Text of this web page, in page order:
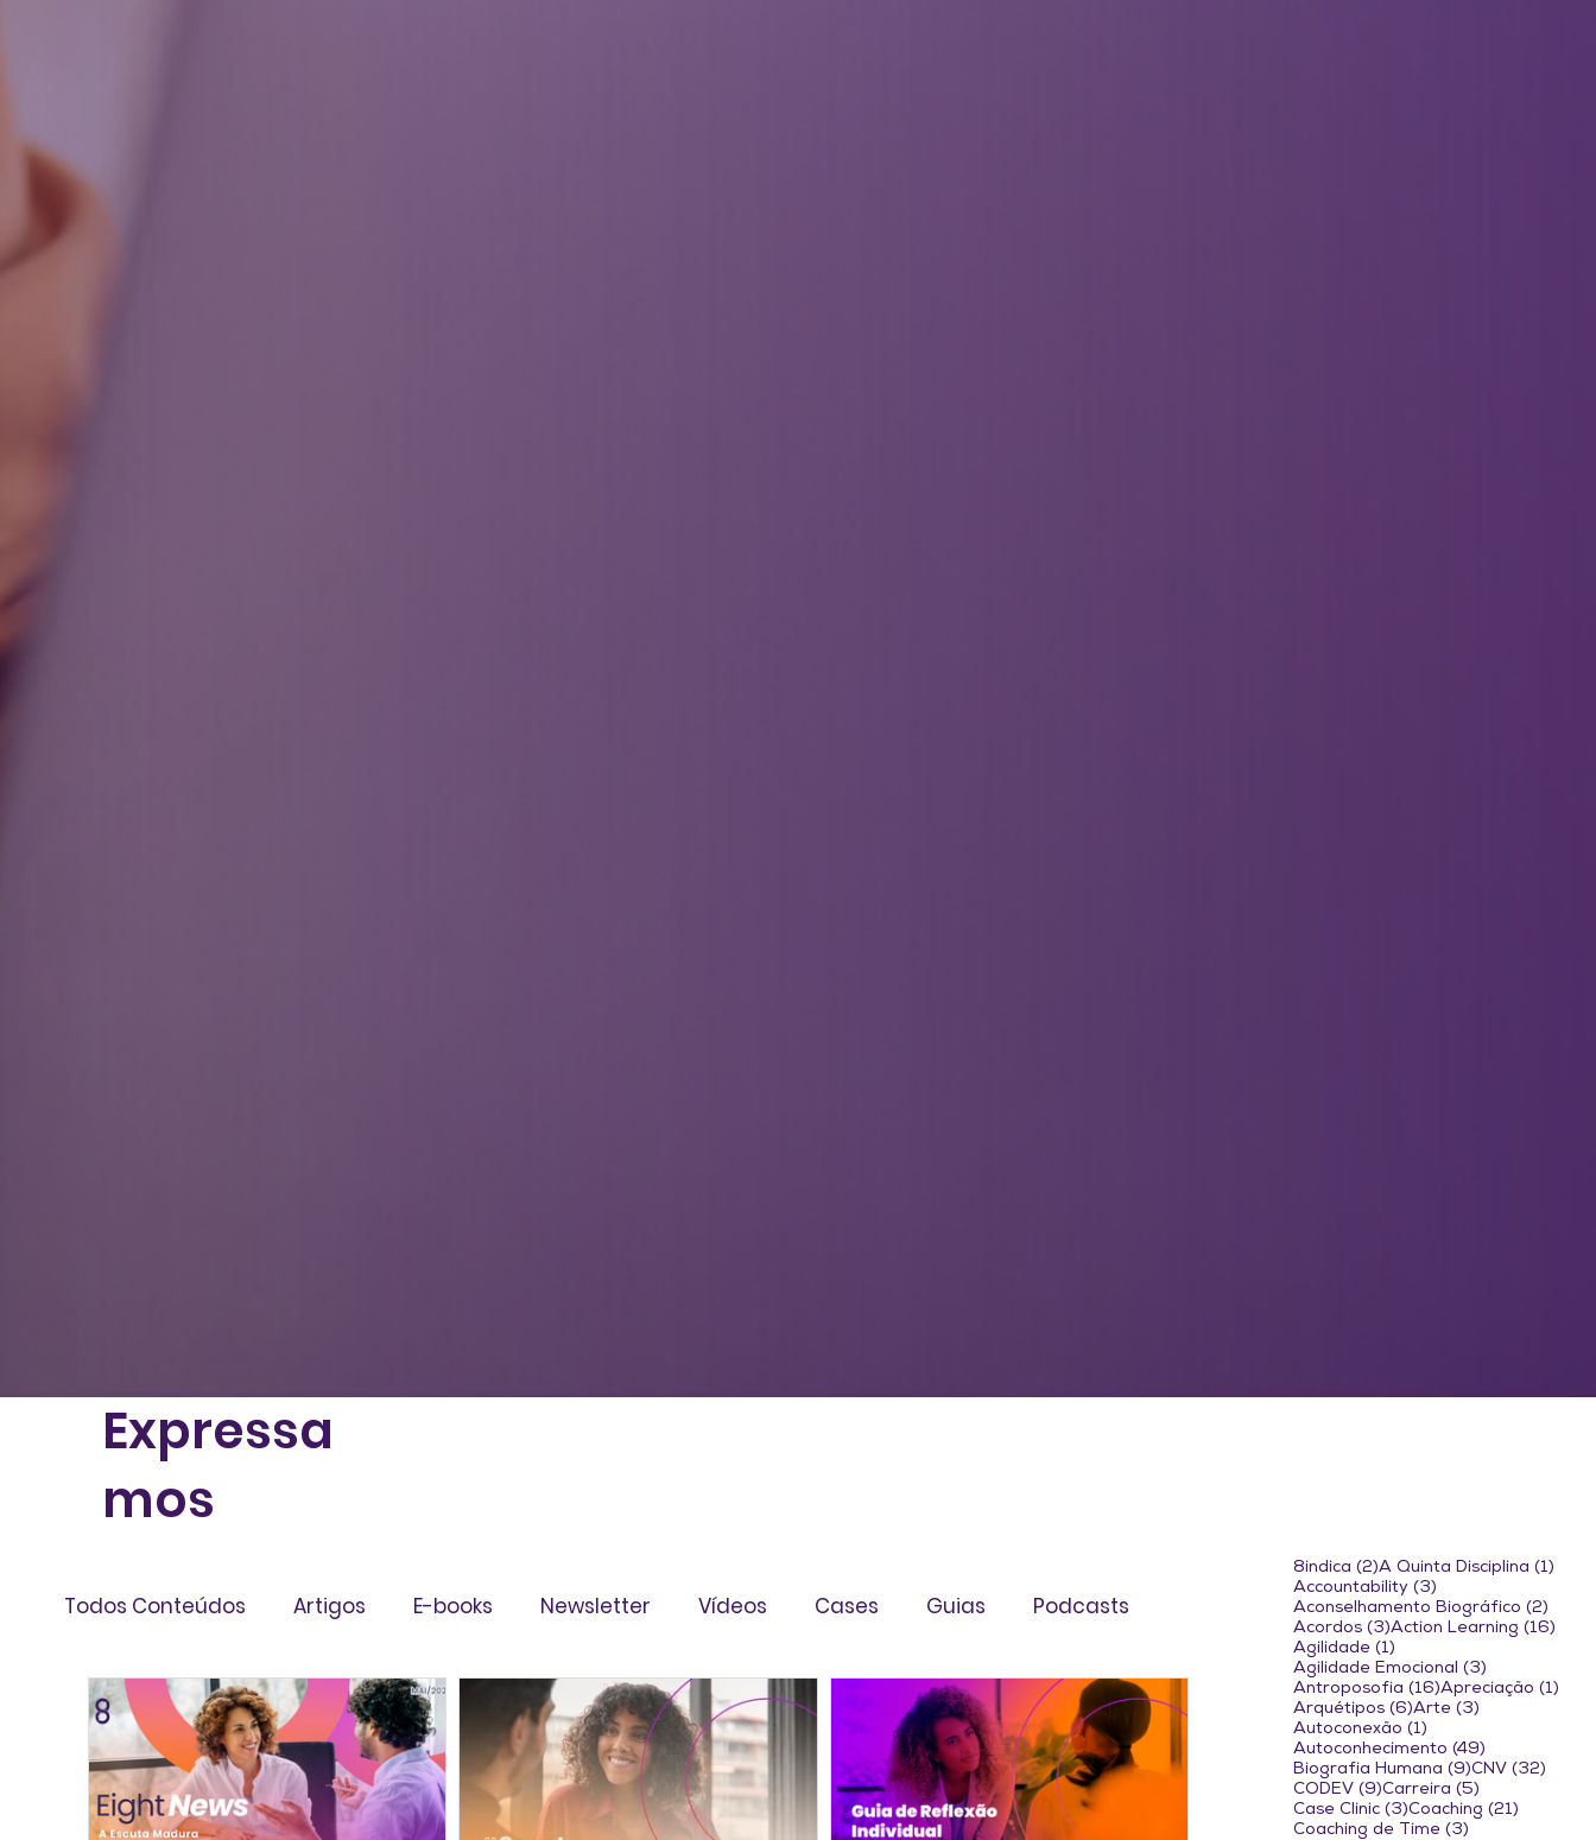
Todos Conteúdos Artigos E-books Newsletter Vídeos Cases Guias Podcasts
Livros Infográficos
8indica (2)2 posts
A Quinta Disciplina (1)1
Accountability (3)3 posts
Aconselhamento Biográfico (2)2
Acordos (3)3 posts
Action Learning (16)16
Agilidade (1)1 post
Agilidade Emocional (3)3 posts
Antroposofia (16)16 posts
Apreciação (1)1
Arquétipos (6)6 posts
Arte (3)3 posts
Autoconexão (1)1 post
Autoconhecimento (49)49 posts
Biografia Humana (9)9 posts
CNV (32)32
CODEV (9)9 posts
Carreira (5)5 posts
Case Clinic (3)3 posts
Coaching (21)21 posts
Coaching de Time (3)3 posts
Expressa
mos